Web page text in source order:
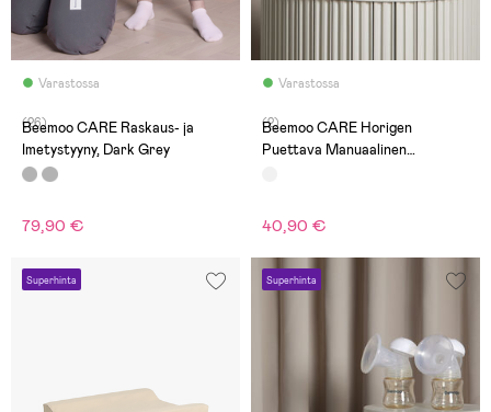
Varastossa
(26)
Beemoo CARE Raskaus- ja
Imetystyyny, Dark Grey
79,90 €
Varastossa
(2)
Beemoo CARE Horigen
Puettava Manuaalinen
40,90 €
Superhinta Superhinta